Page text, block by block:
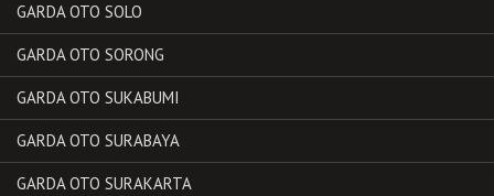
GARDA OTO SOLO
GARDA OTO SORONG
GARDA OTO SUKABUMI
GARDA OTO SURABAYA
GARDA OTO SURAKARTA